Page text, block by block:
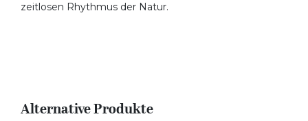
zeitlosen Rhythmus der Natur.
Alternative Produkte